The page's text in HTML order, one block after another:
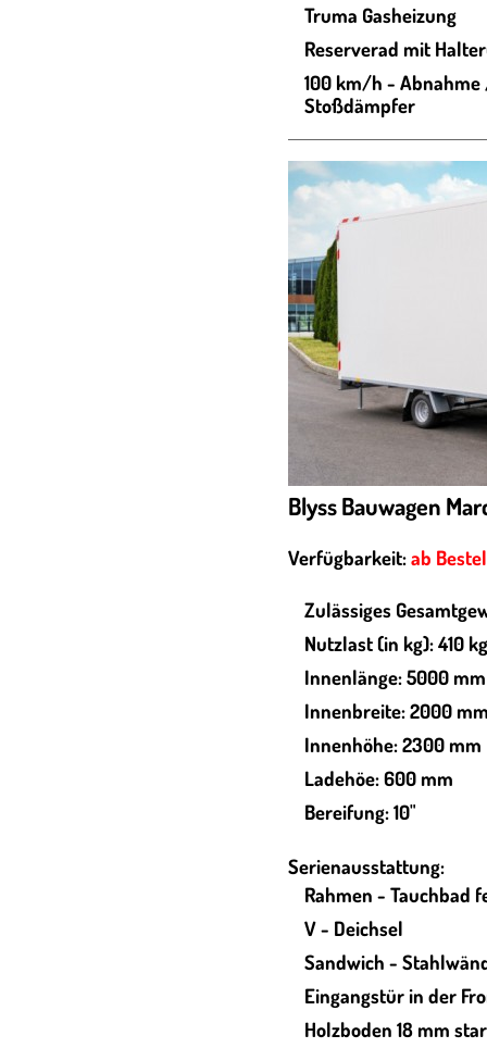
Truma Gasheizung
Reserverad mit
100 km/h - Abnahme
Stoßdämpfer
Blyss Bauwagen
Verfügbarkeit:ab
Zulässiges
Nutzlast (in kg): 410 kg
Innenlänge: 5000 mm
Innenbreite: 2000
Innenhöhe: 2300 mm
Ladehöe: 600 mm
Bereifung: 10"
Serienausstattung:
Rahmen - Tauchbad
V - Deichsel
Sandwich -
Eingangstür in der
Holzboden 18 mm